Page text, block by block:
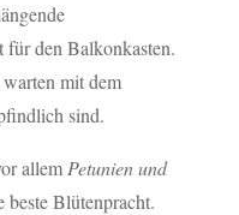
den Balkonkasten.
mit dem
sind.
allem Petunien und
beste Blütenpracht.